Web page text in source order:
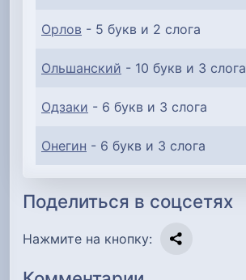
Орлов - 5 букв и 2 слога
Ольшанский - 10 букв и 3 слога
Одзаки - 6 букв и 3 слога
Онегин - 6 букв и 3 слога
Поделиться в соцсетях
Нажмите на кнопку: